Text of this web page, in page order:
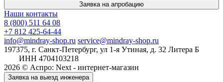
Заявка на апробацию
Наши контакты
8 (800) 511 64 08
+7 812 425-64-44
info@mindray-shop.ru service@mindray-shop.ru
197375, г. Санкт-Петербург, ул 1-я Утиная, д. 32 Литера Б
ИНН 4704103218
2026 © Аспро: Next - интернет-магазин
Заявка на выезд инженера